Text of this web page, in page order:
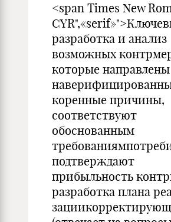
<span Times New
разработка и анализ
возможных
которые направлены
коренные при­чины,
соответствуют
обоснованным
подтверждают
прибыльность
разработка плана